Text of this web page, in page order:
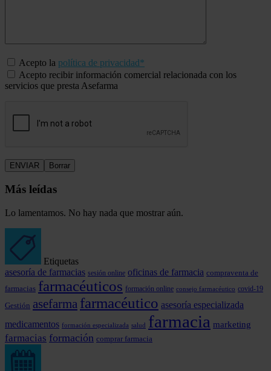
Acepto la política de privacidad*
Acepto recibir información comercial relacionada con los
servicios que presta Asefarma
Más leídas
Lo lamentamos. No hay nada que mostrar aún.
Etiquetas
asesoría de farmacias sesión online oficinas de farmacia compraventa de
farmacias farmacéuticos formación online consejo farmacéutico covid-19
Gestión asefarma farmacéutico asesoría especializada
medicamentos formación especializada salud farmacia marketing
farmacias formación comprar farmacia